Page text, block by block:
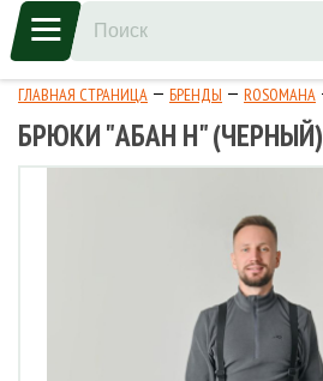
ГЛАВНАЯ СТРАНИЦА БРЕНДЫ ROSOMAHA
БРЮКИ "АБАН Н" (ЧЕРНЫЙ)